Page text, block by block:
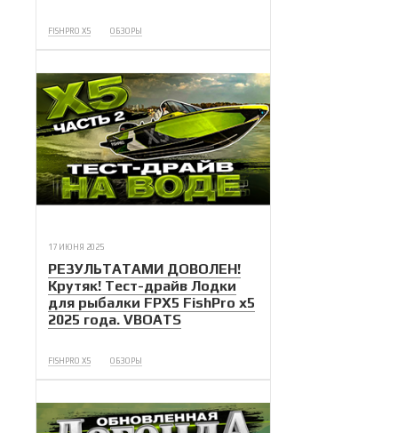
FISHPRO X5 ОБЗОРЫ
17 ИЮНЯ 2025
РЕЗУЛЬТАТАМИ ДОВОЛЕН!
Крутяк! Тест-драйв Лодки
для рыбалки FPX5 FishPro x5
2025 года. VBOATS
FISHPRO X5 ОБЗОРЫ